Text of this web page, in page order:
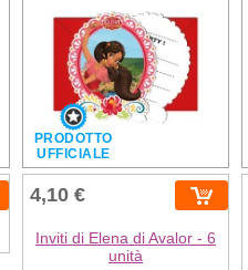
PRODOTTO
UFFICIALE
4,10 €
Inviti di Elena di Avalor - 6
unità